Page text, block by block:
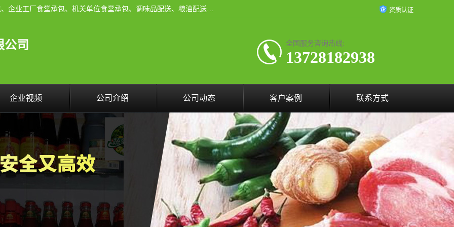
东莞市康隆膳食管理有限公司主要从事：蔬菜配送、食堂承包、企业工厂食堂承包、机关单位食堂承包、调味品配送、粮油配送、干货配送、副食配送、水果配送、海鲜配送等业务，东莞蔬菜配送电话，咨询在线客服。 资质认证
公司 全国服务咨询热线:
13728182938
企业视频 公司介绍 公司动态 客户案例 联系方式